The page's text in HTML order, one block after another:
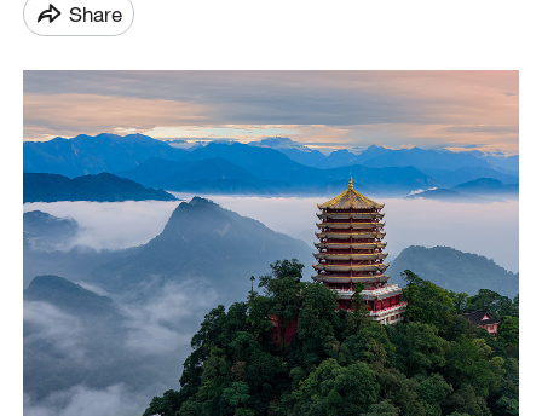
Share